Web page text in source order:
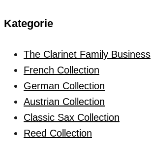
Kategorie
The Clarinet Family Business
French Collection
German Collection
Austrian Collection
Classic Sax Collection
Reed Collection